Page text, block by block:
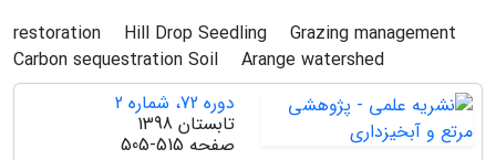
restoration Hill Drop Seedling
Grazing management
Carbon sequestration Soil
Arange watershed
دوره 72، شماره 2
تابستان 1398
صفحه 505-515